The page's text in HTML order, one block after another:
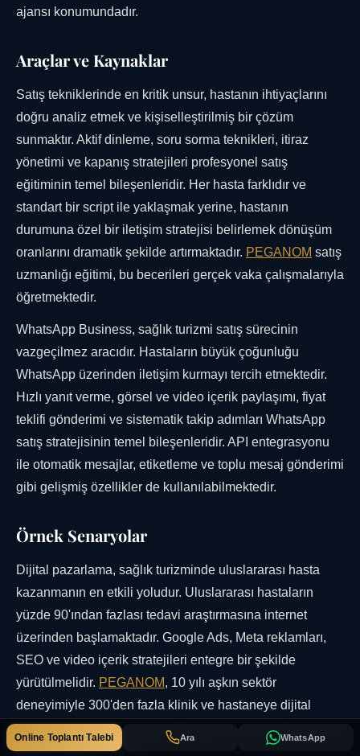
ajansı konumundadır.
Araçlar ve Kaynaklar
Satış tekniklerinde en kritik unsur, hastanın ihtiyaçlarını
doğru analiz etmek ve kişiselleştirilmiş bir çözüm
sunmaktır. Aktif dinleme, soru sorma teknikleri, itiraz
yönetimi ve kapanış stratejileri profesyonel satış
eğitiminin temel bileşenleridir. Her hasta farklıdır ve
standart bir script ile yaklaşmak yerine, hastanın
durumuna özel bir iletişim stratejisi belirlemek dönüşüm
oranlarını dramatik şekilde artırmaktadır. PEGANOM satış
uzmanlığı eğitimi, bu becerileri gerçek vaka çalışmalarıyla
öğretmektedir.
WhatsApp Business, sağlık turizmi satış sürecinin
vazgeçilmez aracıdır. Hastaların büyük çoğunluğu
WhatsApp üzerinden iletişim kurmayı tercih etmektedir.
Hızlı yanıt verme, görsel ve video içerik paylaşımı, fiyat
teklifi gönderimi ve sistematik takip adımları WhatsApp
satış stratejisinin temel bileşenleridir. API entegrasyonu
ile otomatik mesajlar, etiketleme ve toplu mesaj gönderimi
gibi gelişmiş özellikler de kullanılabilmektedir.
Örnek Senaryolar
Dijital pazarlama, sağlık turizminde uluslararası hasta
kazanmanın en etkili yoludur. Uluslararası hastaların
yüzde 90'ından fazlası tedavi araştırmasına internet
üzerinden başlamaktadır. Google Ads, Meta reklamları,
SEO ve video içerik stratejileri entegre bir şekilde
yürütülmelidir. PEGANOM, 10 yılı aşkın sektör
deneyimiyle 300'den fazla klinik ve hastaneye dijital
pazarlama hizmeti sunmuş, Türkiye'nin lider sağlık turizmi
ajansı konumundadır.
Ara WhatsApp
Online Toplantı Talebi